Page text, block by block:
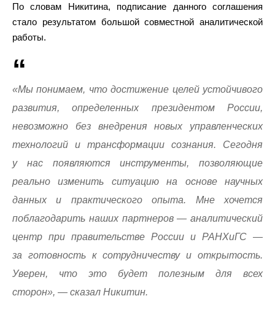
По словам Никитина, подписание данного соглашения
стало результатом большой совместной аналитической
работы.
«Мы понимаем, что достижение целей устойчивого
развития, определенных президентом России,
невозможно без внедрения новых управленческих
технологий и трансформации сознания. Сегодня
у нас появляются инструменты, позволяющие
реально изменить ситуацию на основе научных
данных и практического опыта. Мне хочется
поблагодарить наших партнеров — аналитический
центр при правительстве России и РАНХиГС —
за готовность к сотрудничеству и открытость.
Уверен, что это будет полезным для всех
сторон», — сказал Никитин.